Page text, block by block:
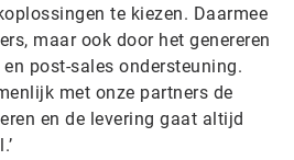
te kiezen. Daarmee
maar ook door het genereren
post-sales ondersteuning.
met onze partners de
en de levering gaat altijd